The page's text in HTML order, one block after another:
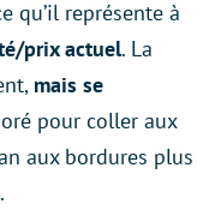
qu’il représente à
prix actuel. La
mais se
pour coller aux
aux bordures plus